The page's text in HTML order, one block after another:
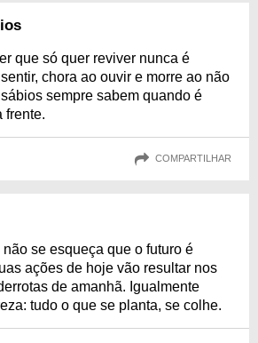
que só quer reviver nunca é
chora ao ouvir e morre ao não
sempre sabem quando é
frente.
COMPARTILHAR
se esqueça que o futuro é
ações de hoje vão resultar nos
de amanhã. Igualmente
tudo o que se planta, se colhe.